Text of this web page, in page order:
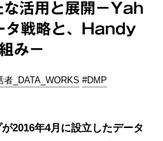
な活用と展開－Yah
戦略と、Handy
み－
者_DATA_WORKS #DMP
2016年4月に設立したデータ